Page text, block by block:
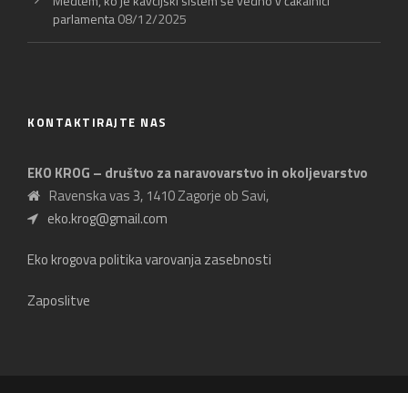
parlamenta08/12/2025
KONTAKTIRAJTE NAS
EKO KROG – društvo za naravovarstvo in okoljevarstvo
Ravenska vas 3, 1410 Zagorje ob Savi,
eko.krog@gmail.com
Eko krogova politika varovanja zasebnosti
Zaposlitve